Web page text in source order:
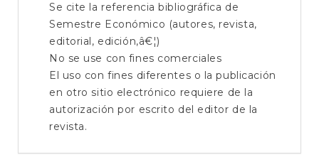
Se cite la referencia bibliográfica de
Semestre Económico (autores, revista,
editorial, edición,â€¦)
No se use con fines comerciales
El uso con fines diferentes o la publicación
en otro sitio electrónico requiere de la
autorización por escrito del editor de la
revista.